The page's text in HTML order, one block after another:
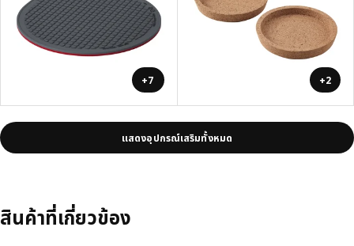
+7 +2
แสดงอุปกรณ์เสริมทั้งหมด
สินค้าที่เกี่ยวข้อง